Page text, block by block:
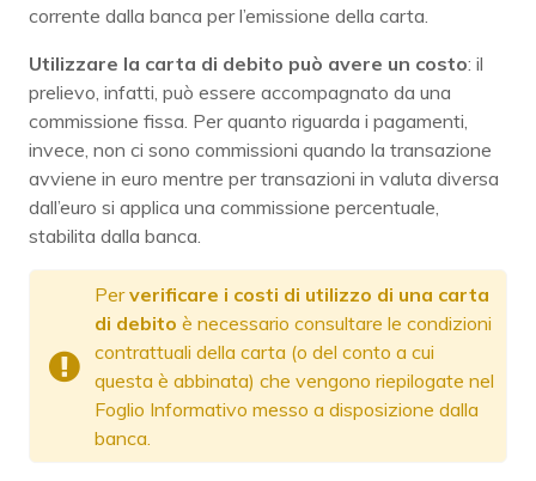
corrente dalla banca per l’emissione della carta.
Utilizzare la carta di debito può avere un costo: il
prelievo, infatti, può essere accompagnato da una
commissione fissa. Per quanto riguarda i pagamenti,
invece, non ci sono commissioni quando la transazione
avviene in euro mentre per transazioni in valuta diversa
dall’euro si applica una commissione percentuale,
stabilita dalla banca.
Perverificare i costi di utilizzo di una carta
di debito è necessario consultare le condizioni
contrattuali della carta (o del conto a cui
questa è abbinata) che vengono riepilogate nel
Foglio Informativo messo a disposizione dalla
banca.